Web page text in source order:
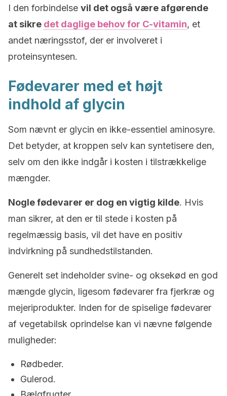
I den forbindelse vil det også være afgørende
at sikre det daglige behov for C-vitamin, et
andet næringsstof, der er involveret i
proteinsyntesen.
Fødevarer med et højt
indhold af glycin
Som nævnt er glycin en ikke-essentiel aminosyre.
Det betyder, at kroppen selv kan syntetisere den,
selv om den ikke indgår i kosten i tilstrækkelige
mængder.
Noglefødevarer er dog en vigtig kilde. Hvis
man sikrer, at den er til stede i kosten på
regelmæssig basis, vil det have en positiv
indvirkning på sundhedstilstanden.
Generelt set indeholder svine- og oksekød en god
mængde glycin, ligesom fødevarer fra fjerkræ og
mejeriprodukter. Inden for de spiselige fødevarer
af vegetabilsk oprindelse kan vi nævne følgende
muligheder:
Rødbeder.
Gulerod.